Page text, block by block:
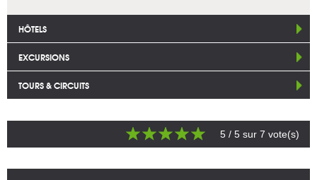
HÔTELS
EXCURSIONS
TOURS & CIRCUITS
5 / 5 sur 7 vote(s)